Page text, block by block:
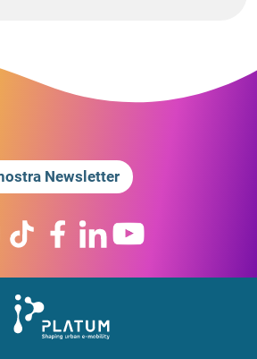
Newsletter